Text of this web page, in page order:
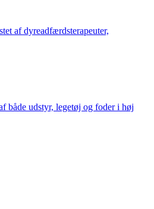
af dyreadfærdsterapeuter,
både udstyr, legetøj og foder i høj